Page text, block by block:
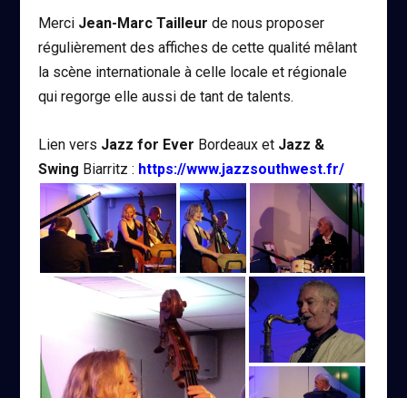
Merci Jean-Marc Tailleur de nous proposer
régulièrement des affiches de cette qualité mêlant
la scène internationale à celle locale et régionale
qui regorge elle aussi de tant de talents.
Lien vers Jazz for Ever Bordeaux et Jazz &
Swing Biarritz : https://www.jazzsouthwest.fr/